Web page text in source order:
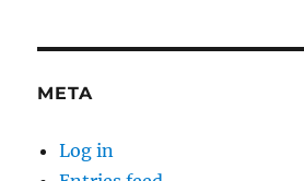
META
Log in